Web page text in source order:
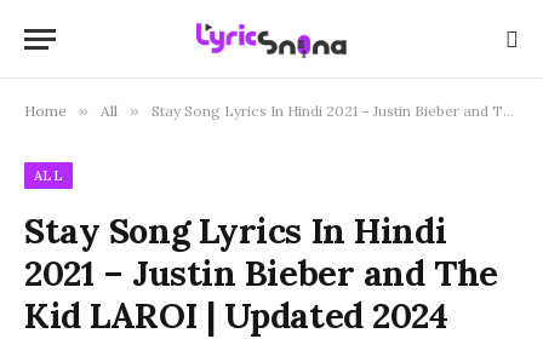
Home » All » Stay Song Lyrics In Hindi 2021 – Justin Bieber and The Kid LAROI | Updated 2024
ALL
Stay Song Lyrics In Hindi
2021 – Justin Bieber and The
Kid LAROI | Updated 2024